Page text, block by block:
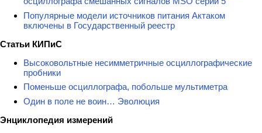
Популярные модели источников питания Актаком
включены в Государственный реестр
Статьи КИПиС
Высоковольтные несимметричные осциллографические
пробники
Поменьше осциллографа, побольше мультиметра
Один в поле не воин… Эволюция
Энциклопедия измерений